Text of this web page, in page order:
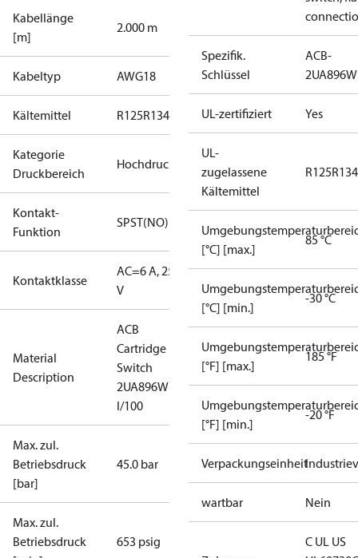
Kabellänge
[m]
2.000 m
Kabeltyp AWG18
Kältemittel R125R134a R404AR407CR407H R410A
Kategorie
Druckbereich
Hochdruck
Kontakt-
Funktion
SPST(NO)
Kontaktklasse
AC=6 A, 250
V
Material
Description
ACB
Cartridge
Switch
2UA896W
I/100
Max. zul.
Betriebsdruck
[bar]
45.0 bar
Max. zul.
Betriebsdruck
653 psig
Spezifik.
Schlüssel
ACB-
2UA896W
UL-zertifiziert Yes
UL-
zugelassene
Kältemittel
R125
[°C] [max.]
85 °C
[°C] [min.]
-30 °C
[°F] [max.]
185 °F
[°F] [min.]
-20 °F
Verpackungseinheit
wartbar Nein
C UL US